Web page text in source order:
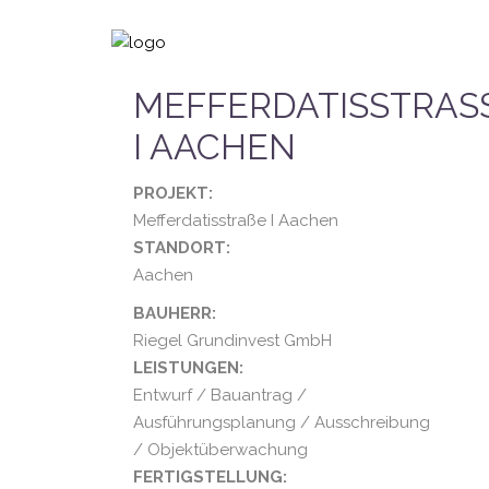
AACHEN
PROJEKT:
Mefferdatisstraße I Aachen
STANDORT:
Aachen
BAUHERR:
Riegel Grundinvest GmbH
LEISTUNGEN:
Entwurf / Bauantrag /
Ausführungsplanung / Ausschreibung
/ Objektüberwachung
FERTIGSTELLUNG: